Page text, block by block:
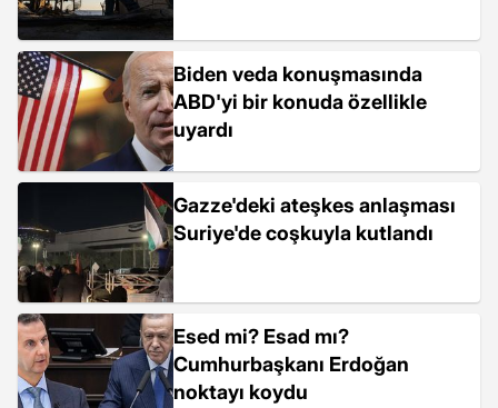
Biden veda konuşmasında
ABD'yi bir konuda özellikle
uyardı
Gazze'deki ateşkes anlaşması
Suriye'de coşkuyla kutlandı
Esed mi? Esad mı?
Cumhurbaşkanı Erdoğan
noktayı koydu